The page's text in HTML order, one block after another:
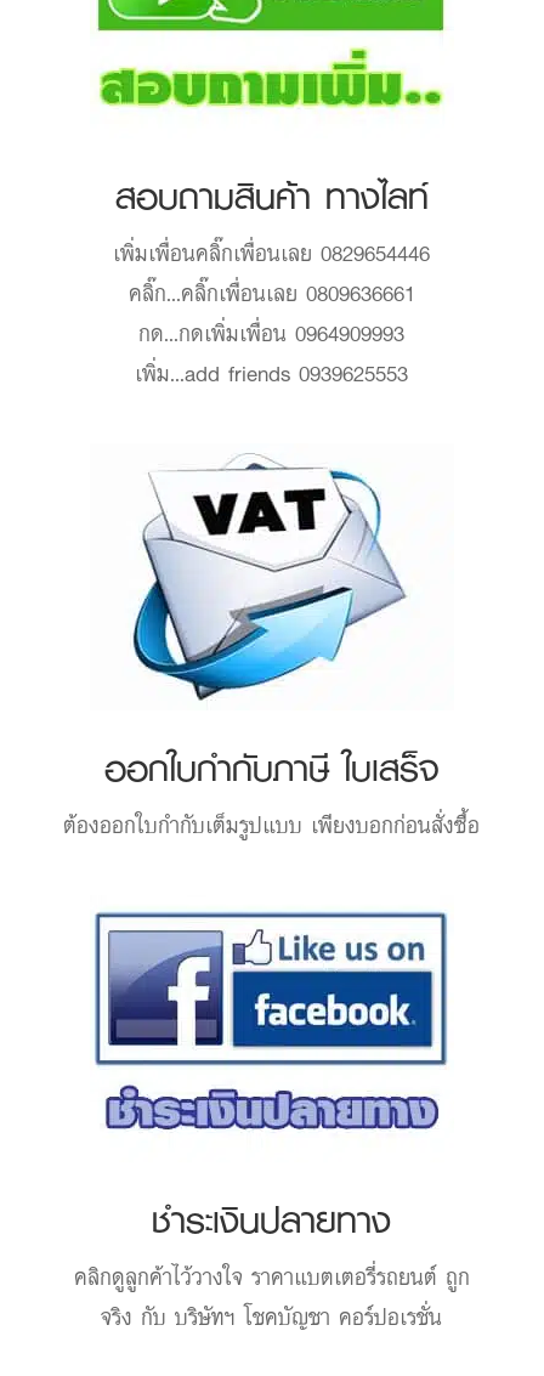
สอบถามสินค้า ทางไลท์
เพิ่มเพื่อนคลิ๊กเพื่อนเลย 0829654446
คลิ๊ก...คลิ๊กเพื่อนเลย 0809636661
กด...กดเพิ่มเพื่อน 0964909993
เพิ่ม...add friends 0939625553
ออกใบกำกับภาษี ใบเสร็จ
ต้องออกใบกำกับเต็มรูปแบบ เพียงบอกก่อนสั่งซื้อ
ชำระเงินปลายทาง
คลิกดูลูกค้าไว้วางใจ ราคาแบตเตอรี่รถยนต์ถูก
จริง กับ บริษัทฯ โชคบัญชา คอร์ปอเรชั่น